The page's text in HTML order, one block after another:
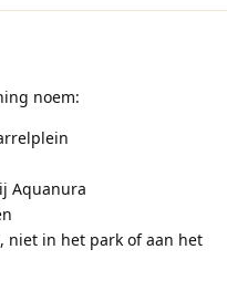
noem:
Aquanura
niet in het park of aan het